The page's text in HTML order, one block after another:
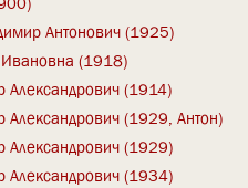
Антонович (1925)
Ивановна (1918)
Александрович (1914)
Александрович (1929, Антон)
Александрович (1929)
Александрович (1934)